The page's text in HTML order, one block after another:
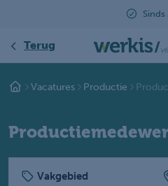
Terug
Vacatures Productie
Vakgebied